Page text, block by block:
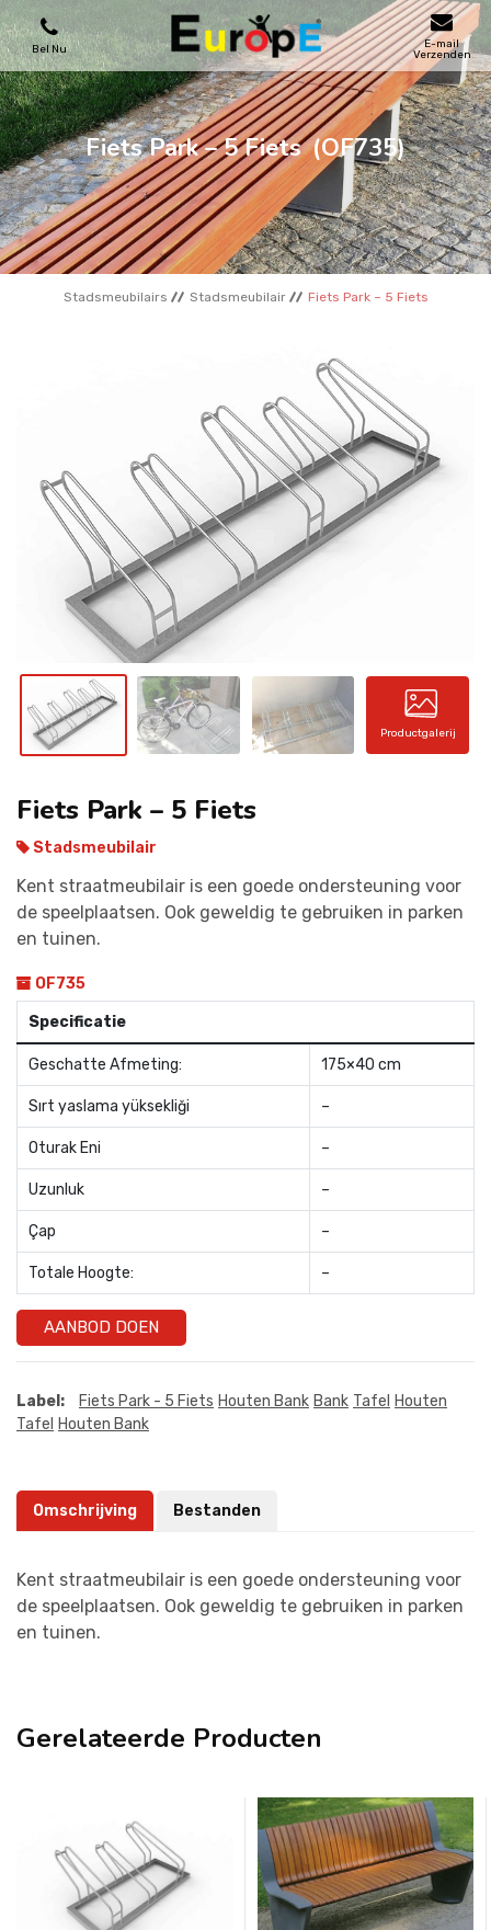
Bel Nu
E-mail
Verzenden
SPEELTOESTELLEN
SKATEPARKS
HOUTEN HUIZENS
STADSMEUBILAIRS
CONTACT
Fiets Park – 5 Fiets (OF735)
Stadsmeubilairs Stadsmeubilair Fiets Park – 5 Fiets
Productgalerij
Fiets Park – 5 Fiets
Stadsmeubilair
Kent straatmeubilair is een goede ondersteuning voor
de speelplaatsen. Ook geweldig te gebruiken in parken
en tuinen.
OF735
Specificatie
Geschatte Afmeting: 175×40 cm
Sırt yaslama yüksekliği –
Oturak Eni –
Uzunluk –
Çap –
Totale Hoogte: –
AANBOD DOEN
Label: Fiets Park - 5 Fiets Houten Bank Bank Tafel Houten
Tafel Houten Bank
Omschrijving Bestanden
Kent straatmeubilair is een goede ondersteuning voor
de speelplaatsen. Ook geweldig te gebruiken in parken
en tuinen.
Gerelateerde Producten